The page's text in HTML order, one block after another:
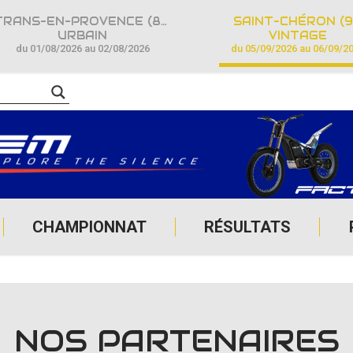
CHAMPIONNAT RÉSULTATS
TRANS-EN-PROVENCE (83)
URBAIN
du 01/08/2026 au 02/08/2026
SAINT-CHÉRON
VINTAGE
du 05/09/2026 au 06/09/
NOS PARTENAIRES